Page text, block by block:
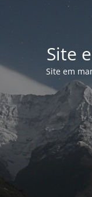
Site
Site em